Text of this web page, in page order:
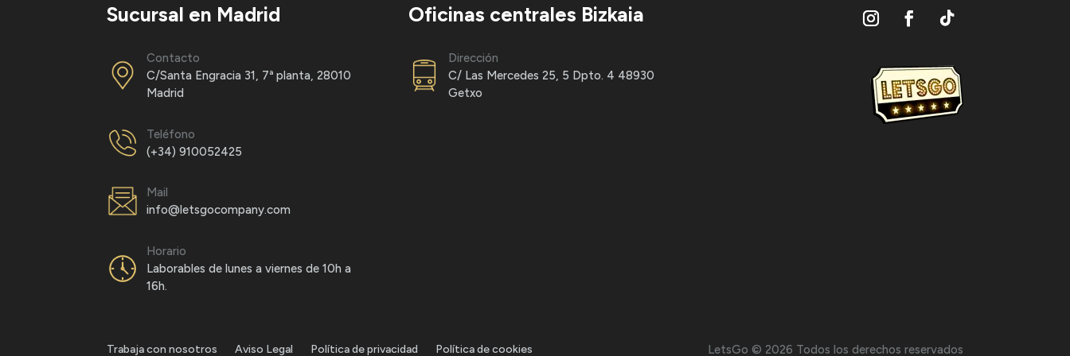
Sucursal en Madrid
Contacto
C/Santa Engracia 31, 7ª planta, 28010
Madrid
Teléfono
(+34) 910052425
Mail
info@letsgocompany.com
Horario
Laborables de lunes a viernes de 10h a
16h.
Oficinas centrales Bizkaia
Dirección
C/ Las Mercedes 25, 5 Dpto. 4 48930
Getxo
Trabaja con nosotros Aviso Legal Política de privacidad Política de cookies LetsGo © 2026 Todos los derechos reservados